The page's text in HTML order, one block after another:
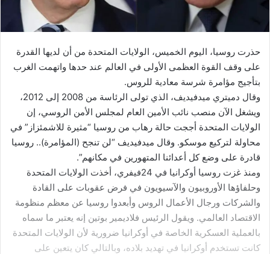
حذرت روسيا، اليوم الخميس، الولايات المتحدة من أن لديها القدرة
على وقف القوة العظمى الأولى في العالم عند حدها واتهمت الغرب
بتأجيج مؤامرة شرسة معادية للروس.
وقال دميتري ميدفيديف، الذي تولى الرئاسة من 2008 إلى 2012،
ويشغل الآن منصب نائب الأمين العام لمجلس الأمن الروسي، إن
الولايات المتحدة أججت حالة رهاب من روسيا “مثيرة للاشمئزاز” في
محاولة لتركيع موسكو. وقال ميدفيديف “لن تنجح (المؤامرة).. روسيا
قادرة على وضع كل أعدائنا المتهورين في مكانهم”.
ومنذ غزت روسيا أوكرانيا في 24فيفري، أخذت الولايات المتحدة
وحلفاؤها الأوروبيون والآسيويون في فرض عقوبات على القادة
والشركات ورجال الأعمال الروس وأبعدوا روسيا عن معظم منظومة
الاقتصاد العالمي. ويقول الرئيس فلاديمير بوتين إنه يعتبر ما سماه
بالعملية العسكرية الخاصة في أوكرانيا ضرورية لأن الولايات المتحدة
كانت تستخدم أوكرانيا في تهديد بلاده، وبالتالي كان يتعين على